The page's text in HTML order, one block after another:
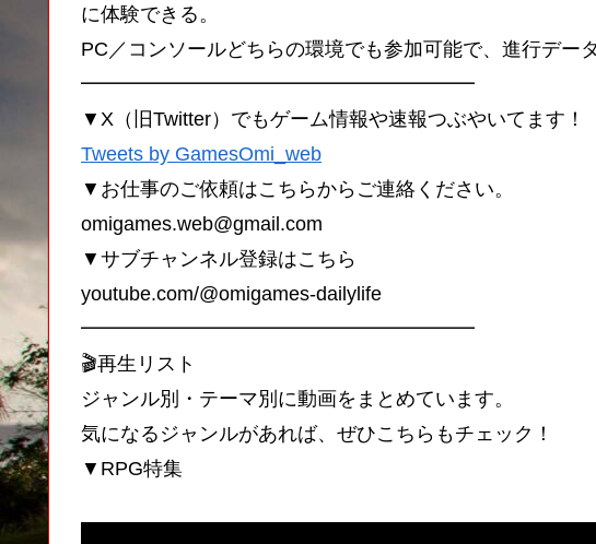
に体験できる。
PC／コンソールどちらの環境でも参加可能で、進行デー
━━━━━━━━━━━━━━━━━━━━
▼X（旧Twitter）でもゲーム情報や速報つぶやいてます！
Tweets by GamesOmi_web
▼お仕事のご依頼はこちらからご連絡ください。
omigames.web@gmail.com
▼サブチャンネル登録はこちら
youtube.com/@omigames-dailylife
━━━━━━━━━━━━━━━━━━━━
🎬再生リスト
ジャンル別・テーマ別に動画をまとめています。
気になるジャンルがあれば、ぜひこちらもチェック！
▼RPG特集